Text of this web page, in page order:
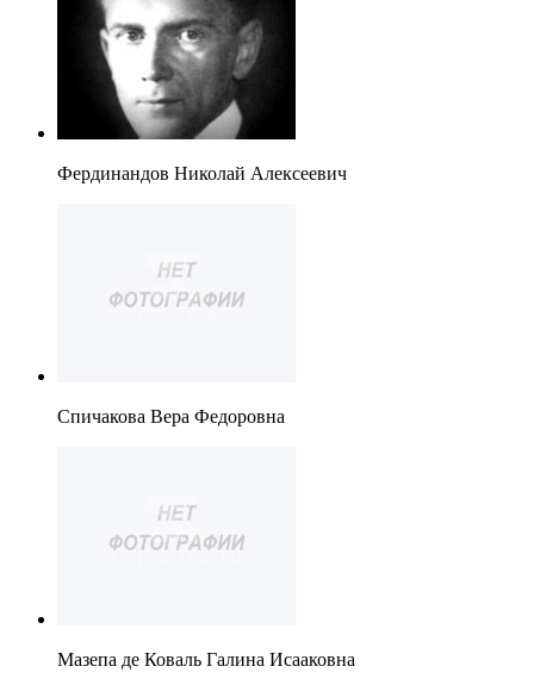
Фердинандов Николай Алексеевич
Спичакова Вера Федоровна
Мазепа де Коваль Галина Исааковна